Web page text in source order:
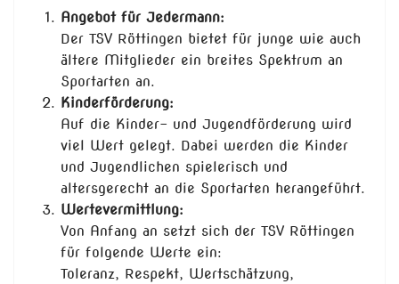
Angebot für Jedermann:
Der TSV Röttingen bietet für junge wie auch
ältere Mitglieder ein breites Spektrum an
Sportarten an.
Kinderförderung:
Auf die Kinder- und Jugendförderung wird
viel Wert gelegt. Dabei werden die Kinder
und Jugendlichen spielerisch und
altersgerecht an die Sportarten herangeführt.
Wertevermittlung:
Von Anfang an setzt sich der TSV Röttingen
für folgende Werte ein:
Toleranz, Respekt, Wertschätzung,